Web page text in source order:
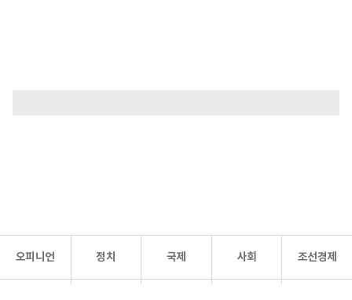
오피니언 정치 국제 사회 조선경제